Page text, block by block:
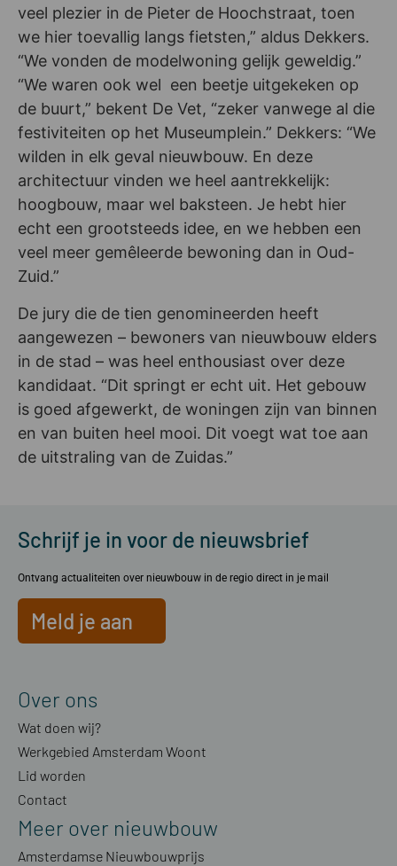
veel plezier in de Pieter de Hoochstraat, toen
we hier toevallig langs fietsten,” aldus Dekkers.
“We vonden de modelwoning gelijk geweldig.”
“We waren ook wel een beetje uitgekeken op
de buurt,” bekent De Vet, “zeker vanwege al die
festiviteiten op het Museumplein.” Dekkers: “We
wilden in elk geval nieuwbouw. En deze
architectuur vinden we heel aantrekkelijk:
hoogbouw, maar wel baksteen. Je hebt hier
echt een grootsteeds idee, en we hebben een
veel meer gemêleerde bewoning dan in Oud-
Zuid.”
De jury die de tien genomineerden heeft
aangewezen – bewoners van nieuwbouw elders
in de stad – was heel enthousiast over deze
kandidaat. “Dit springt er echt uit. Het gebouw
is goed afgewerkt, de woningen zijn van binnen
en van buiten heel mooi. Dit voegt wat toe aan
de uitstraling van de Zuidas.”
Schrijf je in voor de nieuwsbrief
Ontvang actualiteiten over nieuwbouw in de regio direct in je mail
Meld je aan
Over ons
Wat doen wij?
Werkgebied Amsterdam Woont
Lid worden
Contact
Meer over nieuwbouw
Amsterdamse Nieuwbouwprijs